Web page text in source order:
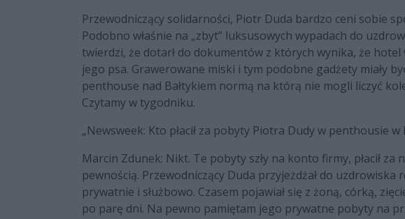
Przewodniczący solidarności, Piotr Duda bardzo ceni sobie
Podobno właśnie na „zbyt” luksusowych wypadach do
twierdzi, że dotarł do dokumentów z których wynika, że hotel
jego psa. Grawerowane miski i tym podobne gadżety miały
penthouse nad Bałtykiem normą na którą nie mogli liczyć
Czytamy w tygodniku.
„Newsweek: Kto płacił za pobyty Piotra Dudy w penthousie w
Marcin Zdunek: Nikt. Te pobyty szły na konto firmy, płacił za
pewnością. Przewodniczący Duda przyjeżdżał do
prywatnie i służbowo. Czasem pojawiał się z żoną, córką,
po parę dni. Na pewno pamiętam jego prywatne pobyty na